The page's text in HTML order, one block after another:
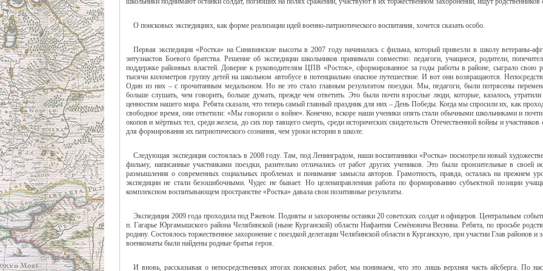
О поисковых экспедициях, как форме реализации идей военно-патриотического воспитания, хочется сказать особо.
Первая экспедиция «Ростка» на Синявинские высоты в 2007 году начиналась с фильма, который привезли в школу ветераны-
энтузиастов Боевого братства. Решение об экспедиции школьников принимали совместно: педагоги, учащиеся, родители,
поддержке районных властей. Доверие к руководителям ЦПВ «Росток», сформированное за годы работы в районе, сыграло свою
тысячи километров группу детей на школьном автобусе в потенциально опасное путешествие. И вот они возвращаются.
Один из них – с прочитанным медальоном. Но не это стало главным результатом поездки. Мы, педагоги, были потрясены
больше слушать, чем говорить, больше думать, прежде чем ответить. Это были почти взрослые люди, которые, казалось,
ценностям нашего мира. Ребята сказали, что теперь самый главный праздник для них – День Победы. Когда мы спросили их, как
свободное время, они ответили: «Мы говорили о войне». Конечно, вскоре наши ученики опять стали обычными школьниками и
окопов и мёртвых тел, среди железа, до сих пор таящего смерть, среди исторических свидетельств Отечественной войны и
для формирования их патриотического сознания, чем уроки истории в школе.
Следующая экспедиция состоялась в 2008 году. Там, под Ленинградом, наши воспитанники «Ростка» посмотрели новый
фильму, написанные участниками поездки, разительно отличались от работ других учеников. Это были пронзительные в своей
размышления о современных социальных проблемах и понимание замысла авторов. Грамотность, правда, осталась на прежнем
экспедиции не стали безошибочными. Чудес не бывает. Но целенаправленная работа по формированию субъектной позиции
комплексном воспитывающем пространстве «Ростка» давала свои позитивные результаты.
Экспедиция 2009 года проходила под Ржевом. Подняты и захоронены останки 20 советских солдат и офицеров. Центральным
п. Гагарье Юргамышского района Челябинской (ныне Курганской) области Нифантия Семёновича Веснина. Ребята, по просьбе
родину. Состоялось торжественное захоронение с поездкой делегации Челябинской области в Курганскую, при участии Глав районов и
военкоматы были найдены родные братья героя.
И вновь, рассказывая о непосредственных итогах поисковых работ, мы понимаем, что это лишь верхняя часть айсберга. По